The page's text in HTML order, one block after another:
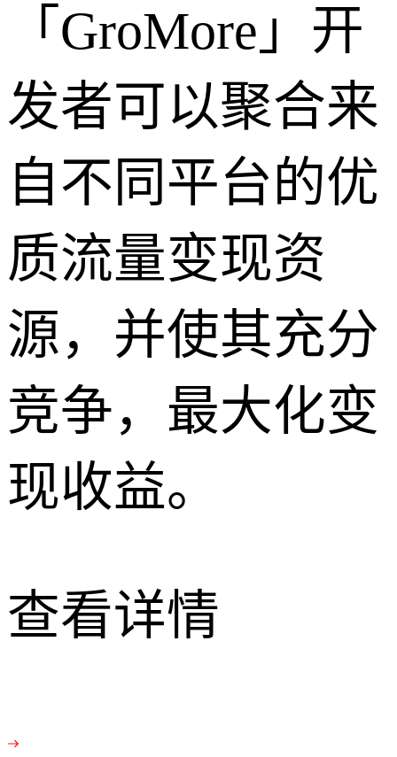
「GroMore」开
发者可以聚合来
自不同平台的优
质流量变现资
源，并使其充分
竞争，最大化变
现收益。
查看详情